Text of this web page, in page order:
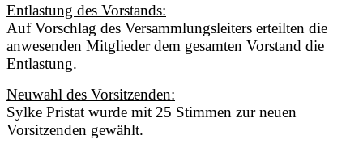
Entlastung des Vorstands:
Auf Vorschlag des Versammlungsleiters erteilten die
anwesenden Mitglieder dem gesamten Vorstand die
Entlastung.
Neuwahl des Vorsitzenden:
Sylke Pristat wurde mit 25 Stimmen zur neuen
Vorsitzenden gewählt.